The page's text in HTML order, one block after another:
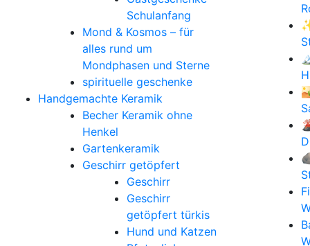
Schulanfang
Mond & Kosmos – für
alles rund um
Mondphasen und Sterne
spirituelle geschenke
Handgemachte Keramik
Becher Keramik ohne
Henkel
Gartenkeramik
Geschirr getöpfert
Geschirr
Geschirr
getöpfert türkis
Hund und Katzen